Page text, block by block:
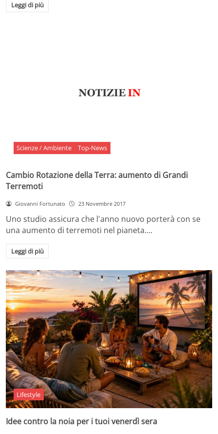
Leggi di più
Scienze / Ambiente Top-News
Cambio Rotazione della Terra: aumento di Grandi
Terremoti
Giovanni Fortunato 23 Novembre 2017
Uno studio assicura che l'anno nuovo porterà con se
una aumento di terremoti nel pianeta.…
Leggi di più
Lifestyle
Idee contro la noia per i tuoi venerdì sera